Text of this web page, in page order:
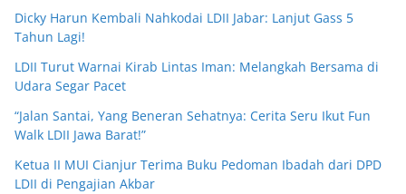
Dicky Harun Kembali Nahkodai LDII Jabar: Lanjut Gass 5
Tahun Lagi!
LDII Turut Warnai Kirab Lintas Iman: Melangkah Bersama di
Udara Segar Pacet
“Jalan Santai, Yang Beneran Sehatnya: Cerita Seru Ikut Fun
Walk LDII Jawa Barat!”
Ketua II MUI Cianjur Terima Buku Pedoman Ibadah dari DPD
LDII di Pengajian Akbar